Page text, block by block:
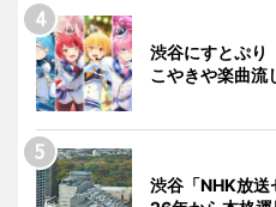
渋谷にすとぷ
こやきや楽曲流
渋谷「NHK放